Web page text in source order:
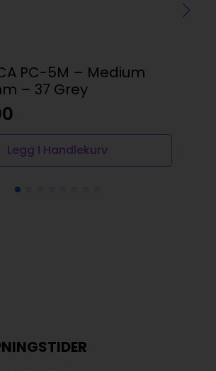
PC-5M – Medium
– 37 Grey
Legg I Handlekurv